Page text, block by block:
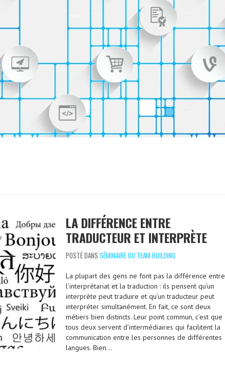
LA DIFFÉRENCE ENTRE
TRADUCTEUR ET INTERPRÈTE
POSTÉ DANS SÉMINAIRE OU TEAM BUILDING
La plupart des gens ne font pas la différence entre
l’interprétariat et la traduction : ils pensent qu’un
interprète peut traduire et qu’un traducteur peut
interpréter simultanément. En fait, ce sont deux
métiers bien distincts. Leur point commun, c’est que
tous deux servent d’intermédiaires qui facilitent la
communication entre les personnes de différentes
langues. Bien…